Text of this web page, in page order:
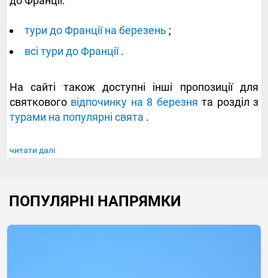
тури до Франції на березень ;
всі тури до Франції.
На сайті також доступні інші пропозиції для
святкового відпочинку на 8 березня та розділ з
турами на популярні свята .
читати далі
ПОПУЛЯРНІ НАПРЯМКИ